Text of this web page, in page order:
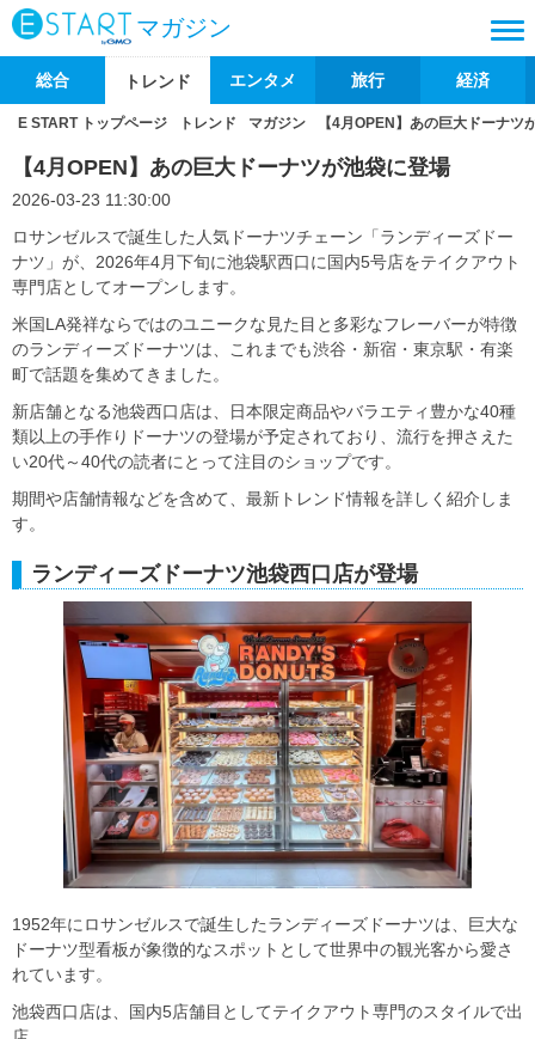
マガジン
総合 トレンド エンタメ 旅行 経済
E START トップページ トレンド マガジン 【4月OPEN】あの巨大ドーナツ
【4月OPEN】あの巨大ドーナツが池袋に登場
2026-03-23 11:30:00
ロサンゼルスで誕生した人気ドーナツチェーン「ランディーズドー
ナツ」が、2026年4月下旬に池袋駅西口に国内5号店をテイクアウト
専門店としてオープンします。
米国LA発祥ならではのユニークな見た目と多彩なフレーバーが特徴
のランディーズドーナツは、これまでも渋谷・新宿・東京駅・有楽
町で話題を集めてきました。
新店舗となる池袋西口店は、日本限定商品やバラエティ豊かな40種
類以上の手作りドーナツの登場が予定されており、流行を押さえた
い20代～40代の読者にとって注目のショップです。
期間や店舗情報などを含めて、最新トレンド情報を詳しく紹介しま
す。
ランディーズドーナツ池袋西口店が登場
1952年にロサンゼルスで誕生したランディーズドーナツは、巨大な
ドーナツ型看板が象徴的なスポットとして世界中の観光客から愛さ
れています。
池袋西口店は、国内5店舗目としてテイクアウト専門のスタイルで出